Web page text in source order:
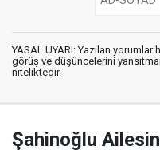
YASAL UYARI: Yazılan
görüş ve düşüncelerini
niteliktedir.
Şahinoğlu